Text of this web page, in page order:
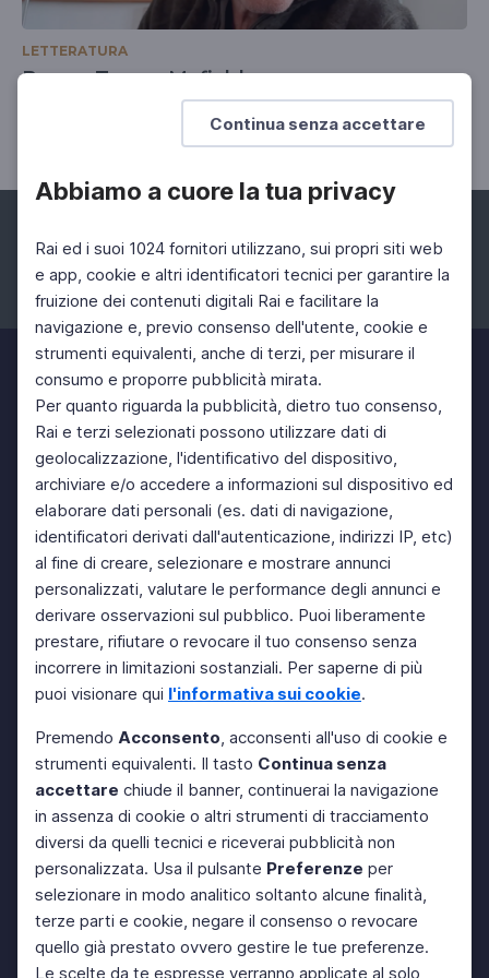
Continua senza accettare
Abbiamo a cuore la tua privacy
Rai ed i suoi 1024 fornitori utilizzano, sui propri siti web
e app, cookie e altri identificatori tecnici per garantire la
fruizione dei contenuti digitali Rai e facilitare la
navigazione e, previo consenso dell'utente, cookie e
strumenti equivalenti, anche di terzi, per misurare il
consumo e proporre pubblicità mirata.
Per quanto riguarda la pubblicità, dietro tuo consenso,
Rai e terzi selezionati possono utilizzare dati di
geolocalizzazione, l'identificativo del dispositivo,
archiviare e/o accedere a informazioni sul dispositivo ed
elaborare dati personali (es. dati di navigazione,
identificatori derivati dall'autenticazione, indirizzi IP, etc)
al fine di creare, selezionare e mostrare annunci
personalizzati, valutare le performance degli annunci e
derivare osservazioni sul pubblico. Puoi liberamente
prestare, rifiutare o revocare il tuo consenso senza
incorrere in limitazioni sostanziali. Per saperne di più
puoi visionare qui l'informativa sui cookie.
Premendo Acconsento, acconsenti all'uso di cookie e
strumenti equivalenti. Il tasto Continua senza
accettare chiude il banner, continuerai la navigazione
in assenza di cookie o altri strumenti di tracciamento
diversi da quelli tecnici e riceverai pubblicità non
personalizzata. Usa il pulsante Preferenze per
selezionare in modo analitico soltanto alcune finalità,
terze parti e cookie, negare il consenso o revocare
quello già prestato ovvero gestire le tue preferenze.
Le scelte da te espresse verranno applicate al solo
LETTERATURA
Beppe Tosco, Mafialda
Resistere alla rete mafiosa
Facebook Instagram Twitter